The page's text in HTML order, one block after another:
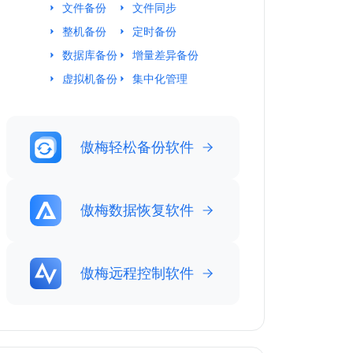
文件备份
整机备份
数据库备份
虚拟机备份
文件同步
定时备份
增量差异备份
集中化管理
傲梅轻松备份软件
傲梅数据恢复软件
傲梅远程控制软件